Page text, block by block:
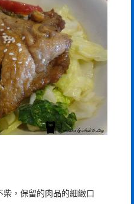
，保留的肉品的細緻口